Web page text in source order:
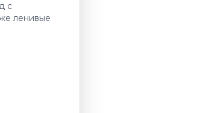
с
ленивые